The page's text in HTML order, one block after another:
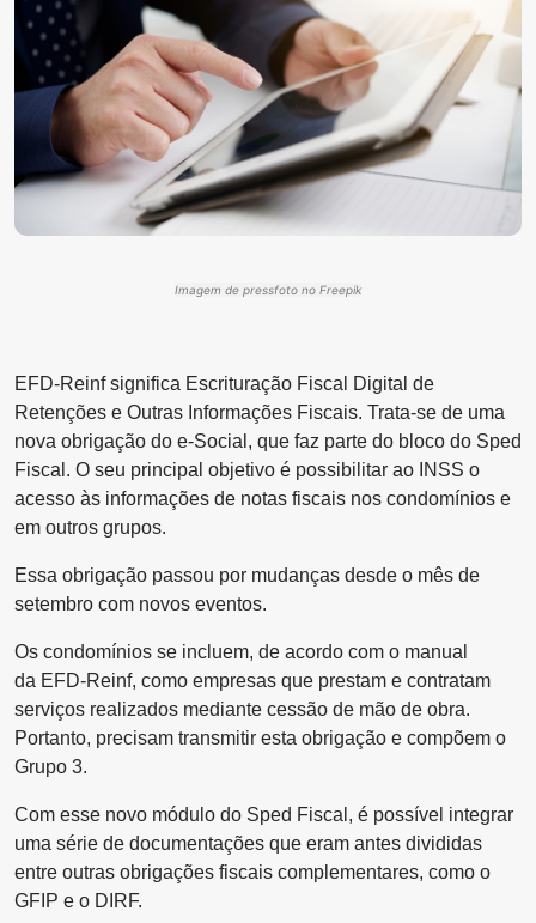
Imagem de pressfoto no Freepik
EFD-Reinf significa Escrituração Fiscal Digital de
Retenções e Outras Informações Fiscais. Trata-se de uma
nova obrigação do e-Social, que faz parte do bloco do Sped
Fiscal. O seu principal objetivo é possibilitar ao INSS o
acesso às informações de notas fiscais nos condomínios e
em outros grupos.
Essa obrigação passou por mudanças desde o mês de
setembro com novos eventos.
Os condomínios se incluem, de acordo com o manual
da EFD-Reinf, como empresas que prestam e contratam
serviços realizados mediante cessão de mão de obra.
Portanto, precisam transmitir esta obrigação e compõem o
Grupo 3.
Com esse novo módulo do Sped Fiscal, é possível integrar
uma série de documentações que eram antes divididas
entre outras obrigações fiscais complementares, como o
GFIP e o DIRF.